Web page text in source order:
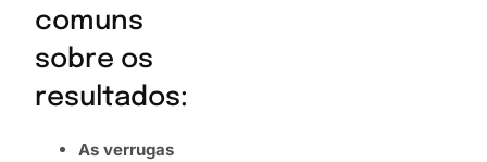
comuns
sobre os
resultados:
As verrugas